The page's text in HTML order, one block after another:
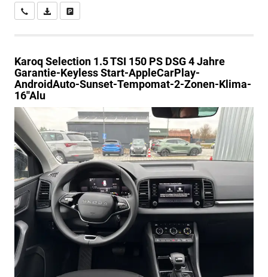
Wir rufen Sie anPDF-Datei, Fahrzeugexposé drucken
KaroqSelection 1.5 TSI 150 PS DSG 4 Jahre
Garantie-Keyless Start-AppleCarPlay-
AndroidAuto-Sunset-Tempomat-2-Zonen-Klima-
16''Alu